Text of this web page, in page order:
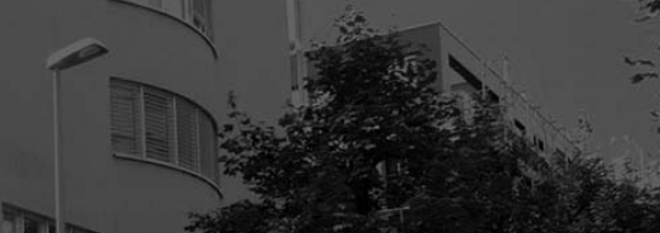
Sie uns heraus, wir werden Sie